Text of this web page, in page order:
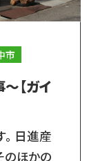
市
【ガイ
日進産
ほかの